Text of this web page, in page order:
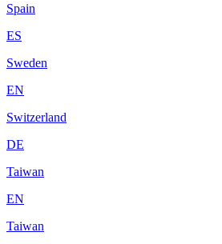
Spain
ES
Sweden
EN
Switzerland
DE
Taiwan
EN
Taiwan